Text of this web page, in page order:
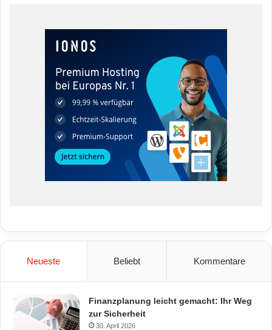
Neueste Beliebt Kommentare
Finanzplanung leicht gemacht: Ihr Weg
zur Sicherheit
30. April 2026